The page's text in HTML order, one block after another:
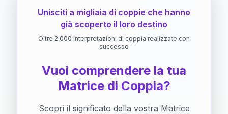
Unisciti a migliaia di coppie che hanno
già scoperto il loro destino
Oltre 2.000 interpretazioni di coppia realizzate con
successo
Vuoi comprendere la tua
Matrice di Coppia?
Scopri il significato della vostra Matrice